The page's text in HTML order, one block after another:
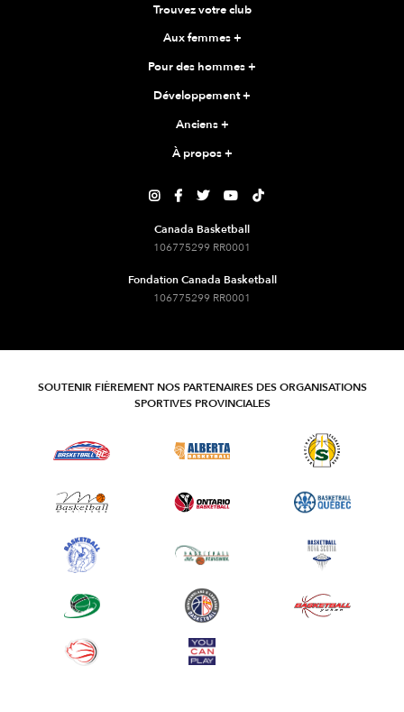
Trouvez votre club
Aux femmes+
Pour des hommes+
Développement+
Anciens+
À propos+
    
Canada Basketball
106775299 RR0001
Fondation Canada Basketball
106775299 RR0001
SOUTENIR FIÈREMENT NOS PARTENAIRES DES ORGANISATIONS
SPORTIVES PROVINCIALES